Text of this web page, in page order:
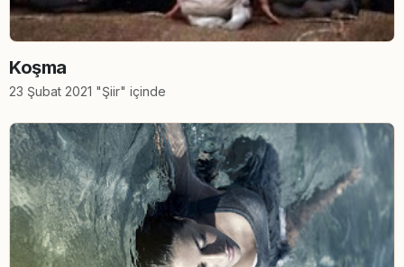
Koşma
23 Şubat 2021 "Şiir" içinde